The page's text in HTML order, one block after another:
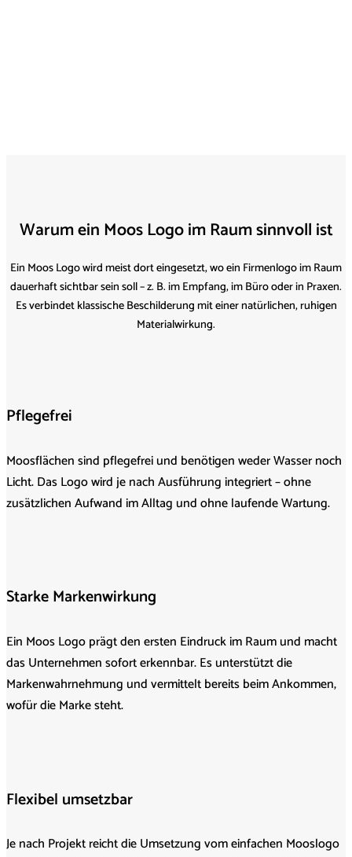
Warum ein Moos Logo im Raum sinnvoll ist
Ein Moos Logo wird meist dort eingesetzt, wo ein Firmenlogo im Raum
dauerhaft sichtbar sein soll – z. B. im Empfang, im Büro oder in Praxen.
Es verbindet klassische Beschilderung mit einer natürlichen, ruhigen
Materialwirkung.
Pflegefrei
Moosflächen sind pflegefrei und benötigen weder Wasser noch
Licht. Das Logo wird je nach Ausführung integriert – ohne
zusätzlichen Aufwand im Alltag und ohne laufende Wartung.
Starke Markenwirkung
Ein Moos Logo prägt den ersten Eindruck im Raum und macht
das Unternehmen sofort erkennbar. Es unterstützt die
Markenwahrnehmung und vermittelt bereits beim Ankommen,
wofür die Marke steht.
Flexibel umsetzbar
Je nach Projekt reicht die Umsetzung vom einfachen Mooslogo